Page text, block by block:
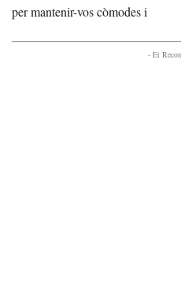
per mantenir-vos còmodes i
- Et